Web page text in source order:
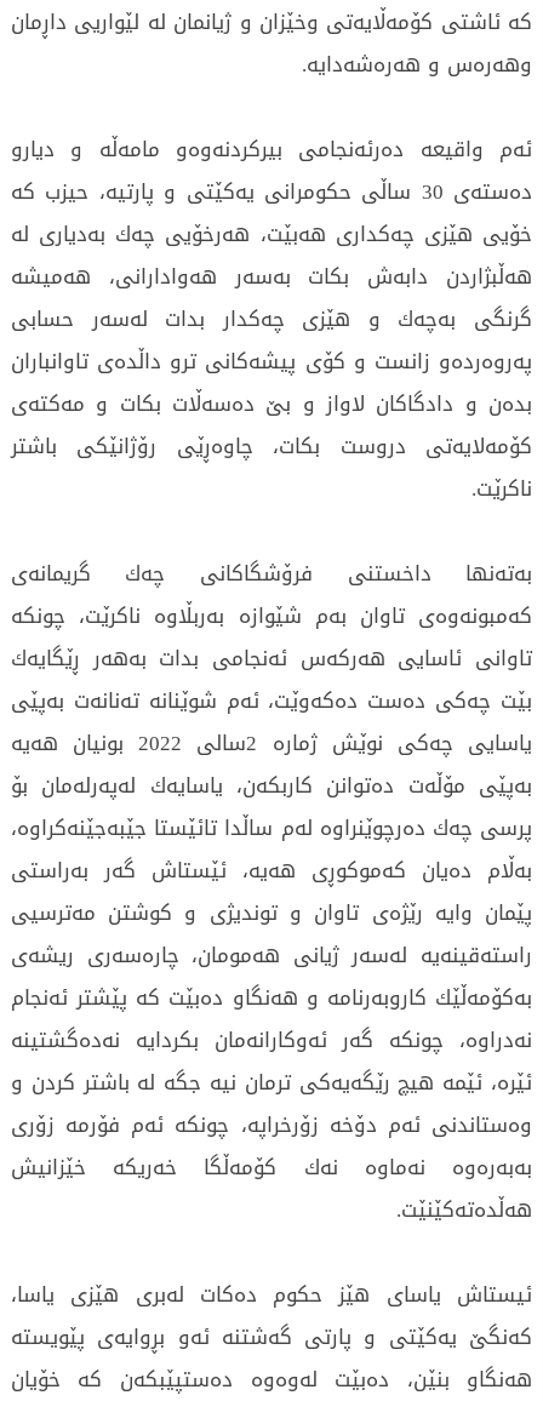
کە ئاشتی كۆمەڵایەتی وخێزان و ژیانمان لە لێواریی داڕمان
وهەرەس و هەرەشەدایە.
ئەم واقیعە دەرئەنجامی بیركردنەوەو مامەڵە و دیارو
دەستەی 30 ساڵی حكومرانی یەكێتی و پارتیە، حیزب كە
خۆیی هێزی چەکدارى هەبێت، هەرخۆیی چەك بەدیاری لە
هەڵبژاردن دابەش بكات بەسەر هەوادارانی، هەمیشە
گرنگی بەچەك و هێزی چەكدار بدات لەسەر حسابی
پەروەردەو زانست و کۆی پیشەكانی ترو داڵدەی تاوانباران
بدەن و دادگاكان لاواز و بێ دەسەڵات بكات و مەكتەی
کۆمەلایەتی دروست بكات، چاوەڕێی رۆژانێكی باشتر
ناكرێت.
بەتەنها داخستنی فرۆشگاكانی چەك گریمانەی
كەمبونەوەی تاوان بەم شێوازە بەربڵاوە ناكرێت، چونکە
تاوانی ئاسایی هەركەس ئەنجامى بدات بەهەر ڕێگایەك
بێت چەكی دەست دەكەوێت، ئەم شوێنانە تەنانەت بەپێی
یاسایی چەكی نوێش ژمارە 2سالی 2022 بونیان هەیە
بەپێی مۆڵەت دەتوانن كاربكەن، یاسایەك لەپەرلەمان بۆ
پرسی چەك دەرچوێنراوە لەم ساڵدا تائێستا جێبەجێنەكراوە،
بەڵام دەیان كەموكوڕی هەیە، ئێستاش گەر بەراستی
پێمان وایە رێژەی تاوان و توندیژی و كوشتن مەترسیی
راستەقینەیە لەسەر ژیانی هەمومان، چارەسەری ریشەی
بەكۆمەڵێك كاروبەرنامە و هەنگاو دەبێت كە پێشتر ئەنجام
نەدراوە، چونکە گەر ئەوكارانەمان بكردایە نەدەگشتینە
ئێرە، ئێمە هیچ رێگەیەكی ترمان نیە جگە لە باشتر كردن و
وەستاندنی ئەم دۆخە زۆرخراپە، چونکە ئەم فۆرمە زۆری
بەبەرەوە نەماوە نەك کۆمەڵگا خەریكە خێزانیش
هەڵدەتەكێنێت.
ئیستاش یاسای هێز حكوم دەكات لەبری هێزی یاسا،
كەنگێ یەكێتی و پارتی گەشتنە ئەو بڕوایەی پێویستە
هەنگاو بنێن، دەبێت لەوەوە دەستپێبکەن کە خۆیان